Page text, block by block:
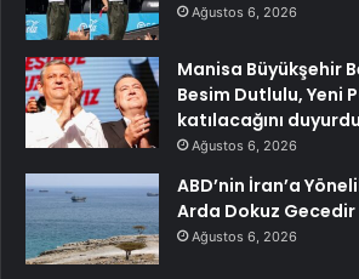
Ağustos 6, 2026
Manisa Büyükşehir
Besim Dutlulu, Yeni
katılacağını duyurdu
Ağustos 6, 2026
ABD’nin İran’a
Arda Dokuz
Ağustos 6, 2026